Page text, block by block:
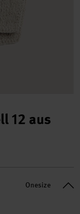
12 aus
Onesize